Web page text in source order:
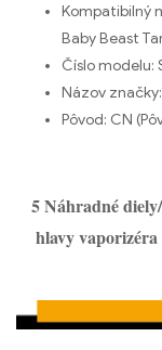
Kompatibilný
Baby Beast
Číslo modelu:
Názov značky:
Pôvod: CN
5 Náhradné
hlavy